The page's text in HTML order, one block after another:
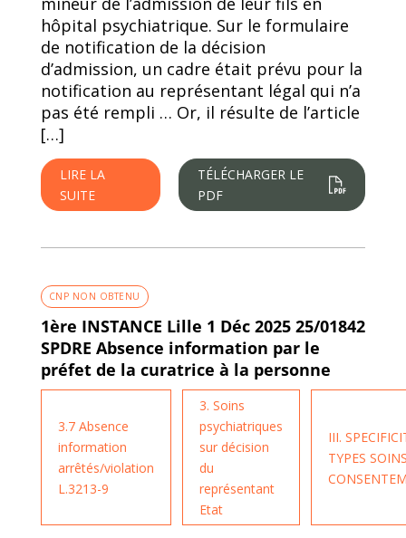
hôpital psychiatrique. Sur le formulaire
de notification de la décision
d’admission, un cadre était prévu pour la
notification au représentant légal qui n’a
pas été rempli … Or, il résulte de l’article
[…]
LIRE LA
SUITE
TÉLÉCHARGER LE
PDF
CNP NON OBTENU
1ère INSTANCE Lille 1 Déc 2025 25/01842
SPDRE Absence information par le
préfet de la curatrice à la personne
3.7 Absence
information
arrêtés/violation
L.3213-9
3. Soins
psychiatriques
sur décision
du
représentant
Etat
III.
TYPES